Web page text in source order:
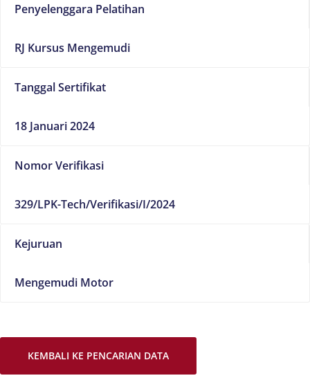
Penyelenggara Pelatihan
RJ Kursus Mengemudi
Tanggal Sertifikat
18 Januari 2024
Nomor Verifikasi
329/LPK-Tech/Verifikasi/I/2024
Kejuruan
Mengemudi Motor
KEMBALI KE PENCARIAN DATA